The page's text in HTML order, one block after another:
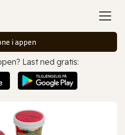
i appen
Last ned gratis: